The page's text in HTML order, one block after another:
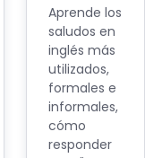
Aprende los
saludos en
inglés más
utilizados,
formales e
informales,
cómo
responder